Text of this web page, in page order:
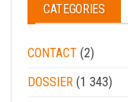
CATEGORIES
CONTACT (2)
DOSSIER (1 343)